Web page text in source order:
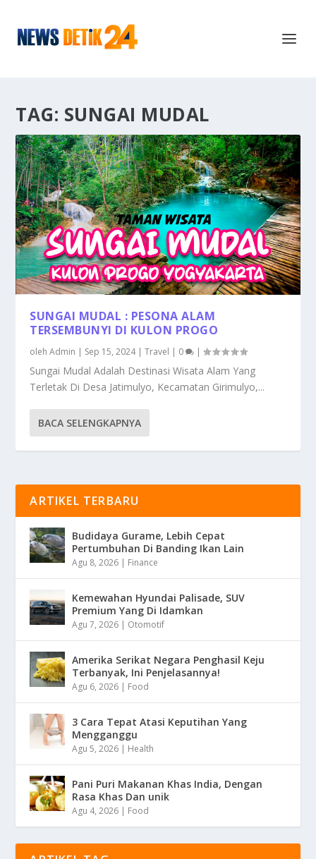
TAG: SUNGAI MUDAL
SUNGAI MUDAL : PESONA ALAM
TERSEMBUNYI DI KULON PROGO
olehAdmin | Sep 15, 2024|Travel | 0 |
Sungai Mudal Adalah Destinasi Wisata Alam Yang
Terletak Di Desa Jatimulyo, Kecamatan Girimulyo,...
BACA SELENGKAPNYA
ARTIKEL TERBARU
Budidaya Gurame, Lebih Cepat
Pertumbuhan Di Banding Ikan Lain
Agu 8, 2026 | Finance
Kemewahan Hyundai Palisade, SUV
Premium Yang Di Idamkan
Agu 7, 2026 | Otomotif
Amerika Serikat Negara Penghasil Keju
Terbanyak, Ini Penjelasannya!
Agu 6, 2026 | Food
3 Cara Tepat Atasi Keputihan Yang
Mengganggu
Agu 5, 2026 | Health
Pani Puri Makanan Khas India, Dengan
Rasa Khas Dan unik
Agu 4, 2026 | Food